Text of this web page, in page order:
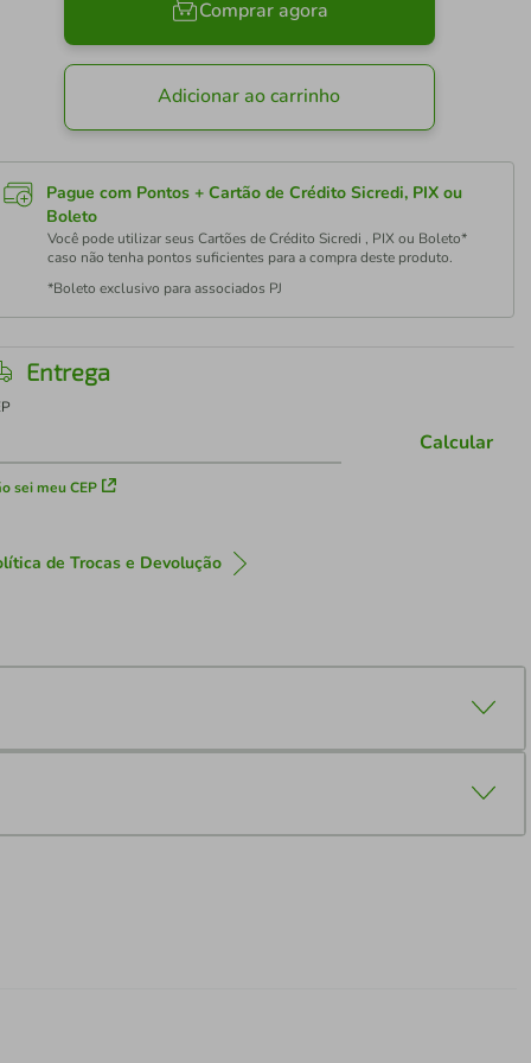
Comprar agora
Adicionar ao carrinho
Pague com Pontos + Cartão de Crédito Sicredi, PIX ou
Boleto
Você pode utilizar seus Cartões de Crédito Sicredi , PIX ou Boleto*
caso não tenha pontos suficientes para a compra deste produto.
*Boleto exclusivo para associados PJ
Entrega
sei meu CEP
Calcular
de Trocas e Devolução